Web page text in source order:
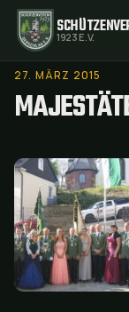
1923 E.V.
27. MÄRZ 2015